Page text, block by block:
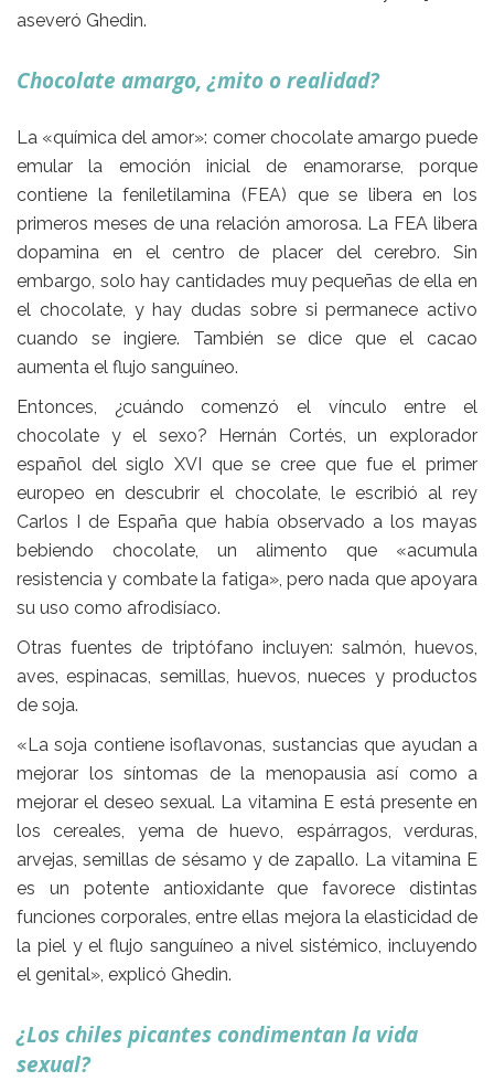
aseveró Ghedin.
Chocolate amargo, ¿mito o realidad?
La «química del amor»: comer chocolate amargo puede
emular la emoción inicial de enamorarse, porque
contiene la feniletilamina (FEA) que se libera en los
primeros meses de una relación amorosa. La FEA libera
dopamina en el centro de placer del cerebro. Sin
embargo, solo hay cantidades muy pequeñas de ella en
el chocolate, y hay dudas sobre si permanece activo
cuando se ingiere. También se dice que el cacao
aumenta el flujo sanguíneo.
Entonces, ¿cuándo comenzó el vínculo entre el
chocolate y el sexo? Hernán Cortés, un explorador
español del siglo XVI que se cree que fue el primer
europeo en descubrir el chocolate, le escribió al rey
Carlos I de España que había observado a los mayas
bebiendo chocolate, un alimento que «acumula
resistencia y combate la fatiga», pero nada que apoyara
su uso como afrodisíaco.
Otras fuentes de triptófano incluyen: salmón, huevos,
aves, espinacas, semillas, huevos, nueces y productos
de soja.
«La soja contiene isoflavonas, sustancias que ayudan a
mejorar los síntomas de la menopausia así como a
mejorar el deseo sexual. La vitamina Eestá presente en
los cereales, yema de huevo, espárragos, verduras,
arvejas, semillas de sésamo y de zapallo. La vitamina E
es un potente antioxidante que favorece distintas
funciones corporales, entre ellas mejora la elasticidad de
la piel y el flujo sanguíneo a nivel sistémico, incluyendo
el genital», explicó Ghedin.
¿Los chiles picantes condimentan la vida
sexual?